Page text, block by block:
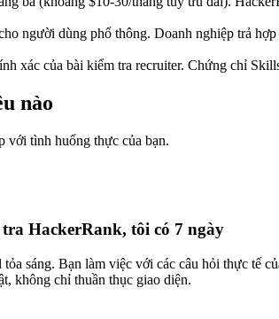
người dùng phổ thông. Doanh nghiệp trả hợp
xác của bài kiểm tra recruiter. Chứng chỉ
nào
với tình huống thực của bạn.
HackerRank, tôi có 7 ngày
sáng. Bạn làm việc với các câu hỏi thực tế
không chỉ thuần thục giao diện.